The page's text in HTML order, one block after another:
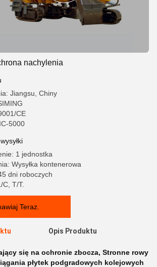
nachylenia
Jiangsu, Chiny
CE
5000
1 jednostka
Wysyłka kontenerowa
dni roboczych
C, T/T.
Teraz.
Opis Produktu
się na ochronie zbocza, Stronne rowy
płytek podgradowych kolejowych